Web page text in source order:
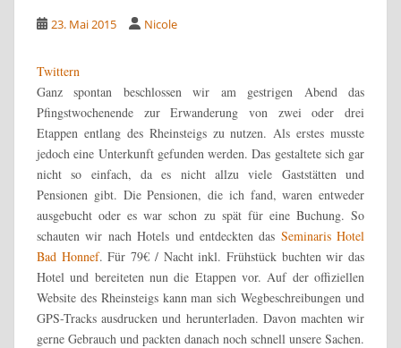
23. Mai 2015 Nicole
Twittern
Ganz spontan beschlossen wir am gestrigen Abend das
Pfingstwochenende zur Erwanderung von zwei oder drei
Etappen entlang des Rheinsteigs zu nutzen. Als erstes musste
jedoch eine Unterkunft gefunden werden. Das gestaltete sich gar
nicht so einfach, da es nicht allzu viele Gaststätten und
Pensionen gibt. Die Pensionen, die ich fand, waren entweder
ausgebucht oder es war schon zu spät für eine Buchung. So
schauten wir nach Hotels und entdeckten das Seminaris Hotel
Bad Honnef. Für 79€ / Nacht inkl. Frühstück buchten wir das
Hotel und bereiteten nun die Etappen vor. Auf der offiziellen
Website des Rheinsteigs kann man sich Wegbeschreibungen und
GPS-Tracks ausdrucken und herunterladen. Davon machten wir
gerne Gebrauch und packten danach noch schnell unsere Sachen.